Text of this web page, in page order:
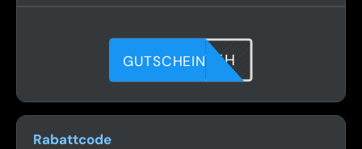
5I93RP7KH
GUTSCHEIN
Rabattcode